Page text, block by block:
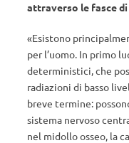
attraverso le fasce di
«Esistono
per l’uomo. In primo
deterministici, che
radiazioni di basso
breve termine:
sistema nervoso
nel midollo osseo, la